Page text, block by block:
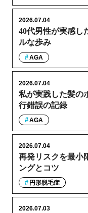
40代男性が実感し
ルな歩み
2026.07.04
AGA
私が実践した髪の
行錯誤の記録
2026.07.04
AGA
再発リスクを最小
ングとコツ
2026.07.04
円形脱毛症
2026.07.03